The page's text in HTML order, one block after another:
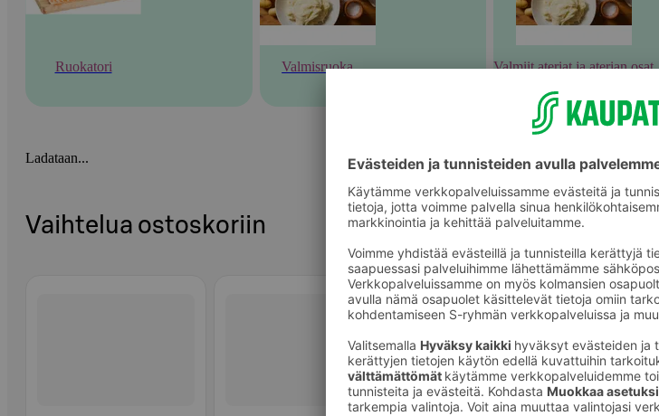
Ruokatori Valmisruoka Valmiit ateriat ja aterian osat
Ladataan...
Vaihtelua ostoskoriin